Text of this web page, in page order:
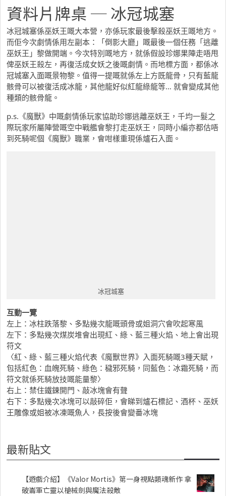
資料片牌桌 ─ 冰冠城塞
冰冠城塞係巫妖王嘅大本營，亦係玩家最後擊殺巫妖王嘅地方。
而佢今次劇情係用左副本：「倒影大廳」嘅最後一個任務「逃離
巫妖王」黎做開端。今次特別嘅地方，就係假設珍娜果陣走唔甩
俾巫妖王殺左，再復活成女妖之後嘅劇情。而地標方面，都係冰
冠城塞入面嘅景物黎。值得一提嘅就係左上方既龍骨，只有藍龍
骸骨可以被復活成冰龍，其他龍好似紅龍綠龍等… 就會變成其他
種類的骸骨龍。
p.s.《魔獸》中嘅劇情係玩家協助珍娜逃離巫妖王，千均一髮之
際玩家所屬陣營嘅空中戰艦會黎打走巫妖王，同時小編亦都估唔
到死騎呢個《魔獸》職業，會咁樣重現係爐石入面。
冰冠城塞
互動一覽
左上：冰柱跌落黎、多點幾次龍嘅頭骨或姐洞穴會吹起寒風
左下：多點幾次煤炭堆會出現紅、綠、藍三種火焰、地上會出現
符文
〈紅、綠、藍三種火焰代表《魔獸世界》入面死騎嘅3種天賦，
包括紅色：血魄死騎、綠色：穢邪死騎，同藍色：冰霜死騎，而
符文就係死騎放技嘅能量黎〉
右上：禁住鐵鍊開門、敲冰塊會有聲
右下：多點幾次冰塊可以敲碎佢，會睇到爐石標記、酒杯、巫妖
王雕像或姐被冰凍嘅魚人，長按後會變番冰塊
最新貼文
【遊戲介紹】《Valor Mortis》第一身視點類魂新作 拿
破崙軍亡靈以槍械劍與魔法殺敵